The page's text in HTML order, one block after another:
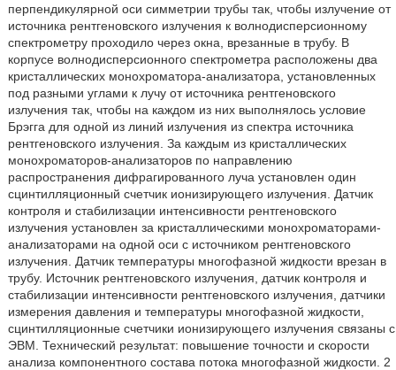
перпендикулярной оси симметрии трубы так, чтобы излучение от
источника рентгеновского излучения к волнодисперсионному
спектрометру проходило через окна, врезанные в трубу. В
корпусе волнодисперсионного спектрометра расположены два
кристаллических монохроматора-анализатора, установленных
под разными углами к лучу от источника рентгеновского
излучения так, чтобы на каждом из них выполнялось условие
Брэгга для одной из линий излучения из спектра источника
рентгеновского излучения. За каждым из кристаллических
монохроматоров-анализаторов по направлению
распространения дифрагированного луча установлен один
сцинтилляционный счетчик ионизирующего излучения. Датчик
контроля и стабилизации интенсивности рентгеновского
излучения установлен за кристаллическими монохроматорами-
анализаторами на одной оси с источником рентгеновского
излучения. Датчик температуры многофазной жидкости врезан в
трубу. Источник рентгеновского излучения, датчик контроля и
стабилизации интенсивности рентгеновского излучения, датчики
измерения давления и температуры многофазной жидкости,
сцинтилляционные счетчики ионизирующего излучения связаны с
ЭВМ. Технический результат: повышение точности и скорости
анализа компонентного состава потока многофазной жидкости. 2